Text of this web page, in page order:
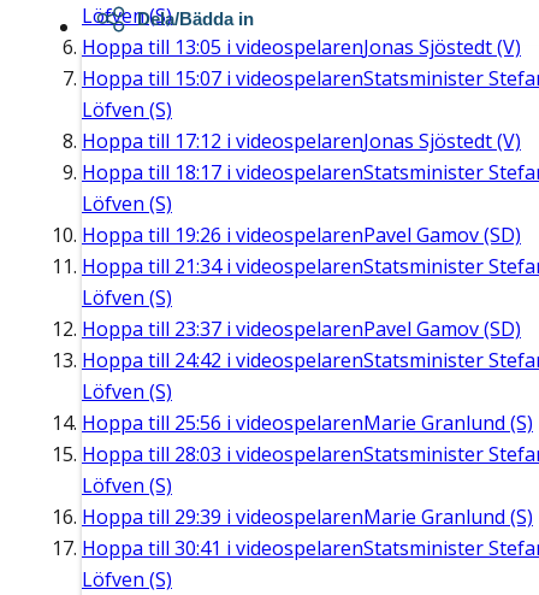
Löfven (S)
Hoppa till 13:05 i videospelarenJonas Sjöstedt (V)
Hoppa till 15:07 i videospelarenStatsminister
Löfven (S)
Hoppa till 17:12 i videospelarenJonas Sjöstedt (V)
Hoppa till 18:17 i videospelarenStatsminister
Löfven (S)
Hoppa till 19:26 i videospelarenPavel Gamov (SD)
Hoppa till 21:34i videospelarenStatsminister
Löfven (S)
Hoppa till 23:37 i videospelarenPavel Gamov (SD)
Hoppa till 24:42 i videospelarenStatsminister
Löfven (S)
Hoppa till 25:56 i videospelarenMarie Granlund (S)
Hoppa till 28:03 i videospelarenStatsminister
Löfven (S)
Hoppa till 29:39 i videospelarenMarie Granlund (S)
Hoppa till 30:41 i videospelarenStatsminister
Löfven (S)
Dela/Bädda in